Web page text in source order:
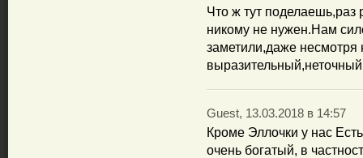
Что ж тут поделаешь,раз
никому не нужен.Нам
заметили,даже несмотря
Guest, 13.03.2018 в 14:57
Кроме Эллочки у нас
очень богатый, в